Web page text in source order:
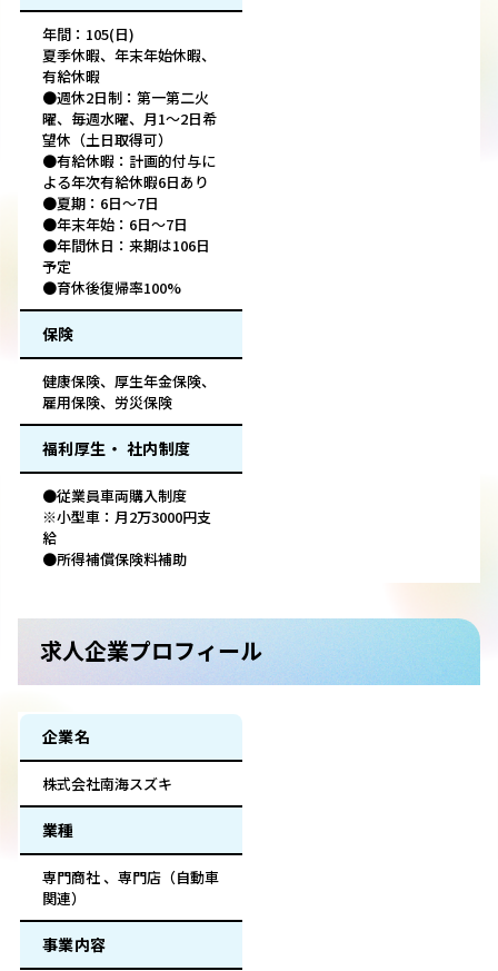
年間：105(日)
夏季休暇、年末年始休暇、
有給休暇
●週休2日制：第一第二火
曜、毎週水曜、月1～2日希
望休（土日取得可）
●有給休暇：計画的付与に
よる年次有給休暇6日あり
●夏期：6日～7日
●年末年始：6日～7日
●年間休日：来期は106日
予定
●育休後復帰率100%
保険
健康保険、厚生年金保険、
雇用保険、労災保険
福利厚生・ 社内制度
●従業員車両購入制度
※小型車：月2万3000円支
給
●所得補償保険料補助
求人企業プロフィール
企業名
株式会社南海スズキ
業種
専門商社 、専門店（自動車
関連）
事業内容